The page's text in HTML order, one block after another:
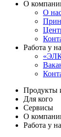
О
О
Работа у
Продукты
Для кого
Сервисы
О
Работа у